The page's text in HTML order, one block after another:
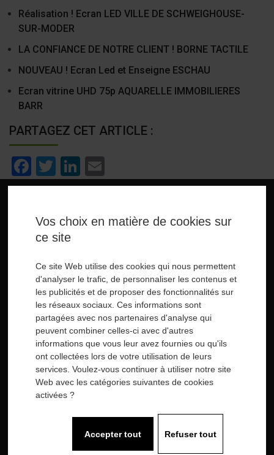
Réalisation ! Ecran LED VILLE DE SCHWEIGHOUSE-
SUR-MODER
LA CONFIANCE DE NOTRE CLIENT ! BORNE TACTILE
NOUVEAU ! Ecran Led et Enseigne ESCHAU
Ecran vitrine UHD 75p AQUARELLE IMMOBILIERES
BARR
PARTAGEZ CET ARTICLE :
Facebook
TwitterLinkedIn
Horaires
vendredi de 9h à 12h et de 14h à 18h.
Tél.: 06 86 46 69 32
Liens
Actualités
Nous rejoindre
Recevoir une étude gratuite
Politique de confidentialité
Mentions légales
Rejoignez-nous
Vos choix en matière de cookies sur
ce site
Ce site Web utilise des cookies qui nous permettent
d'analyser le trafic, de personnaliser les contenus et
les publicités et de proposer des fonctionnalités sur
les réseaux sociaux. Ces informations sont
partagées avec nos partenaires d'analyse qui
peuvent combiner celles-ci avec d'autres
informations que vous leur avez fournies ou qu'ils
ont collectées lors de votre utilisation de leurs
services. Voulez-vous continuer à utiliser notre site
Web avec les catégories suivantes de cookies
activées ?
Accepter tout Refuser tout